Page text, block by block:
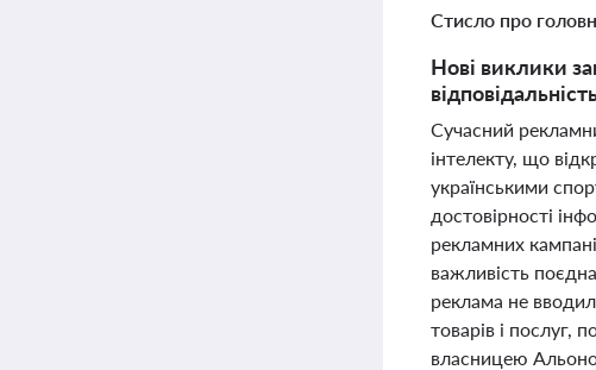
Стисло про
Нові виклики
Сучасний
інтелекту, що
українськими
достовірності
рекламних
важливість
реклама не
товарів і послуг,
власницею